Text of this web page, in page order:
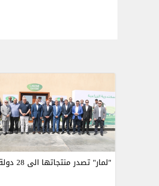
"لمار" تصدر منتجاتها الى 28 دولة